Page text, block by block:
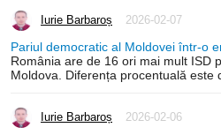
Iurie Barbaroș 2026-02-07
Pariul democratic al Moldovei într-o
România are de 16 ori mai mult ISD
Moldova. Diferența procentuală este
Iurie Barbaroș 2026-02-06